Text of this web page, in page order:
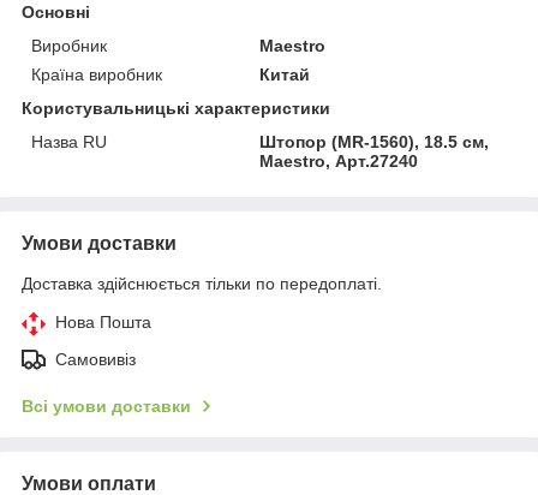
Основні
Виробник
Maestro
Країна виробник
Китай
Користувальницькі характеристики
Назва RU
Штопор (MR-1560), 18.5 см,
Maestro, Арт.27240
Умови доставки
Доставка здійснюється тільки по передоплаті.
Нова Пошта
Самовивіз
Всі умови доставки
Умови оплати